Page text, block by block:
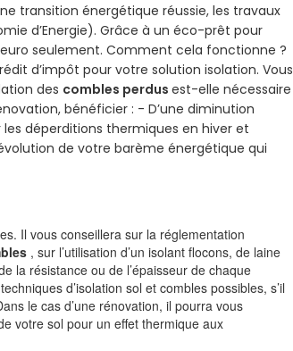
transition énergétique réussie, les travaux
d’Energie). Grâce à un éco-prêt pour
seulement. Comment cela fonctionne ?
d’impôt pour votre solution isolation. Vous
des combles perdusest-elle nécessaire
bénéficier : - D’une diminution
déperditions thermiques en hiver et
de votre barème énergétique qui
Il vous conseillera sur la réglementation
, sur l’utilisation d’un isolant flocons, de laine
la résistance ou de l’épaisseur de chaque
d’isolation sol et combles possibles, s’il
le cas d’une rénovation, il pourra vous
votre sol pour un effet thermique aux